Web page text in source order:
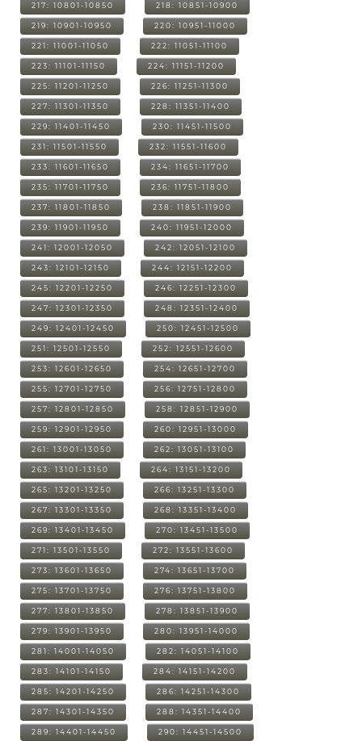
217: 10801-10850 218: 10851-10900
219: 10901-10950 220: 10951-11000
221: 11001-11050 222: 11051-11100
223: 11101-11150 224: 11151-11200
225: 11201-11250 226: 11251-11300
227: 11301-11350 228: 11351-11400
229: 11401-11450 230: 11451-11500
231: 11501-11550 232: 11551-11600
233: 11601-11650 234: 11651-11700
235: 11701-11750 236: 11751-11800
237: 11801-11850 238: 11851-11900
239: 11901-11950 240: 11951-12000
241: 12001-12050 242: 12051-12100
243: 12101-12150 244: 12151-12200
245: 12201-12250 246: 12251-12300
247: 12301-12350 248: 12351-12400
249: 12401-12450 250: 12451-12500
251: 12501-12550 252: 12551-12600
253: 12601-12650 254: 12651-12700
255: 12701-12750 256: 12751-12800
257: 12801-12850 258: 12851-12900
259: 12901-12950 260: 12951-13000
261: 13001-13050 262: 13051-13100
263: 13101-13150 264: 13151-13200
265: 13201-13250 266: 13251-13300
267: 13301-13350 268: 13351-13400
269: 13401-13450 270: 13451-13500
271: 13501-13550 272: 13551-13600
273: 13601-13650 274: 13651-13700
275: 13701-13750 276: 13751-13800
277: 13801-13850 278: 13851-13900
279: 13901-13950 280: 13951-14000
281: 14001-14050 282: 14051-14100
283: 14101-14150 284: 14151-14200
285: 14201-14250 286: 14251-14300
287: 14301-14350 288: 14351-14400
289: 14401-14450 290: 14451-14500